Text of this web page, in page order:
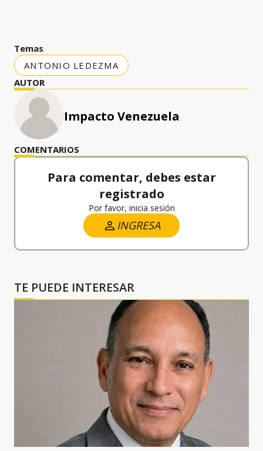
Temas
ANTONIO LEDEZMA
AUTOR
Impacto Venezuela
COMENTARIOS
Para comentar, debes estar
registrado
Por favor, inicia sesión
INGRESA
TE PUEDE INTERESAR